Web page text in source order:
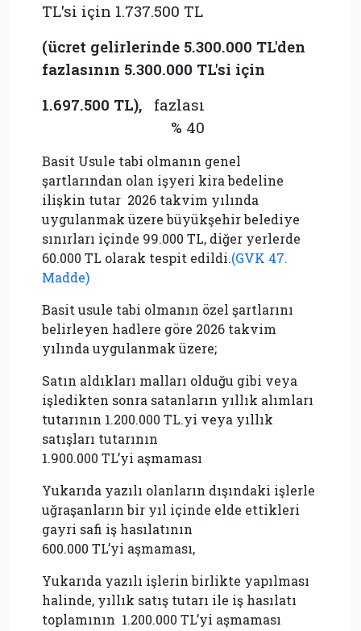
TL'si için 1.737.500 TL
(ücret gelirlerinde 5.300.000 TL'den
fazlasının 5.300.000 TL'si için
1.697.500 TL),
fazlası
% 40
Basit Usule tabi olmanın genel
şartlarından olan işyeri kira bedeline
ilişkin tutar 2026 takvim yılında
uygulanmak üzere büyükşehir belediye
sınırları içinde 99.000 TL, diğer yerlerde
60.000 TL olarak tespit edildi.(GVK 47.
Madde)
Basit usule tabi olmanın özel şartlarını
belirleyen hadlere göre 2026 takvim
yılında uygulanmak üzere;
Satın aldıkları malları olduğu gibi veya
işledikten sonra satanların yıllık alımları
tutarının 1.200.000 TL.yi veya yıllık
satışları tutarının
1.900.000 TL’yi aşmaması
Yukarıda yazılı olanların dışındaki işlerle
uğraşanların bir yıl içinde elde ettikleri
gayri safi iş hasılatının
600.000 TL’yi aşmaması,
Yukarıda yazılı işlerin birlikte yapılması
halinde, yıllık satış tutarı ile iş hasılatı
toplamının 1.200.000 TL’yi aşmaması